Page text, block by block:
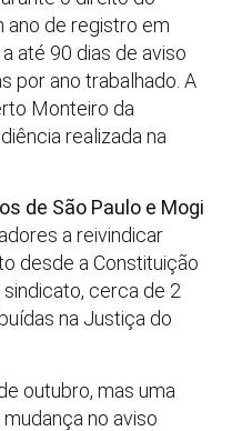
ano de registro em
até 90 dias de aviso
por ano trabalhado. A
Monteiro da
realizada na
de São Paulo e Mogi
a reivindicar
desde a Constituição
cerca de 2
na Justiça do
outubro, mas uma
no aviso